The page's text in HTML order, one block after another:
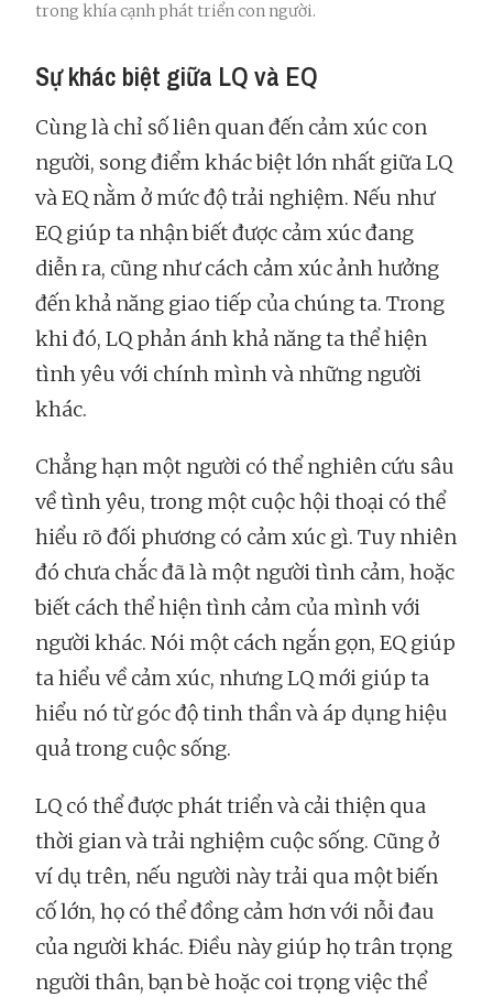
trong khía cạnh phát triển con người.
Sự khác biệt giữa LQ và EQ
Cùng là chỉ số liên quan đến cảm xúc con
người, song điểm khác biệt lớn nhất giữa LQ
và EQ nằm ở mức độ trải nghiệm. Nếu như
EQ giúp ta nhận biết được cảm xúc đang
diễn ra, cũng như cách cảm xúc ảnh hưởng
đến khả năng giao tiếp của chúng ta. Trong
khi đó, LQ phản ánh khả năng ta thể hiện
tình yêu với chính mình và những người
khác.
Chẳng hạn một người có thể nghiên cứu sâu
về tình yêu, trong một cuộc hội thoại có thể
hiểu rõ đối phương có cảm xúc gì. Tuy nhiên
đó chưa chắc đã là một người tình cảm, hoặc
biết cách thể hiện tình cảm của mình với
người khác. Nói một cách ngắn gọn, EQ giúp
ta hiểu về cảm xúc, nhưng LQ mới giúp ta
hiểu nó từ góc độ tinh thần và áp dụng hiệu
quả trong cuộc sống.
LQ có thể được phát triển và cải thiện qua
thời gian và trải nghiệm cuộc sống. Cũng ở
ví dụ trên, nếu người này trải qua một biến
cố lớn, họ có thể đồng cảm hơn với nỗi đau
của người khác. Điều này giúp họ trân trọng
người thân, bạn bè hoặc coi trọng việc thể